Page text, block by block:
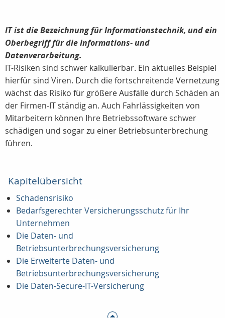
IT ist die Bezeichnung für Informationstechnik, und ein
Oberbegriff für die Informations- und
Datenverarbeitung.
IT-Risiken sind schwer kalkulierbar. Ein aktuelles Beispiel
hierfür sind Viren. Durch die fortschreitende Vernetzung
wächst das Risiko für größere Ausfälle durch Schäden an
der Firmen-IT ständig an. Auch Fahrlässigkeiten von
Mitarbeitern können Ihre Betriebssoftware schwer
schädigen und sogar zu einer Betriebsunterbrechung
führen.
Kapitelübersicht
Schadensrisiko
Bedarfsgerechter Versicherungsschutz für Ihr
Unternehmen
Die Daten- und
Betriebsunterbrechungsversicherung
Die Erweiterte Daten- und
Betriebsunterbrechungsversicherung
Die Daten-Secure-IT-Versicherung